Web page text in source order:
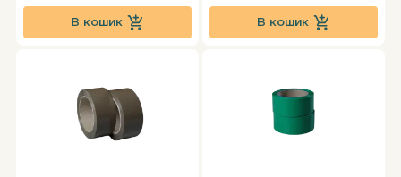
В кошик В кошик